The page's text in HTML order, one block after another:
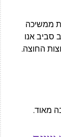
ממשיכה
סביב אנו
החוצה.
מאוד.